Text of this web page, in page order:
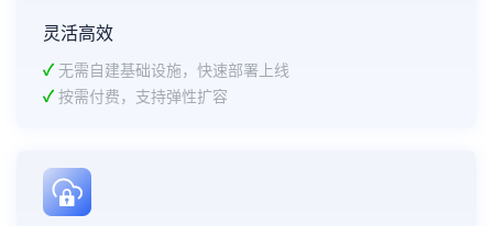
灵活高效
✓ 无需自建基础设施，快速部署上线
✓ 按需付费，支持弹性扩容